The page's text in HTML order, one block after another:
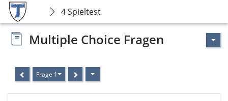
4 Spieltest
Multiple Choice Fragen
Frage 1